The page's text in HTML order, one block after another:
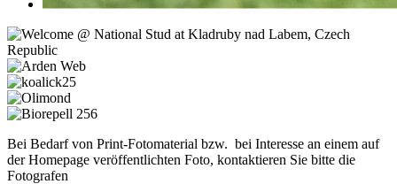
Bei Bedarf von Print-Fotomaterial bzw. bei Interesse an einem auf
der Homepage veröffentlichten Foto, kontaktieren Sie bitte die
Fotografen